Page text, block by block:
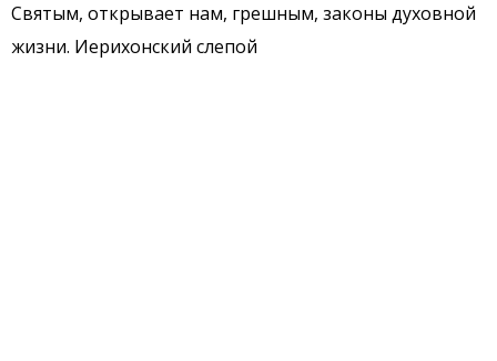
Святым, открывает нам, грешным, законы духовной
жизни. Иерихонский слепой